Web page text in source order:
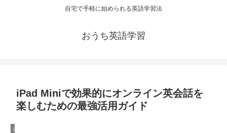
自宅で手軽に始められる英語学習法
おうち英語学習
iPad Miniで効果的にオンライン英会話を
楽しむための最強活用ガイド
未分類